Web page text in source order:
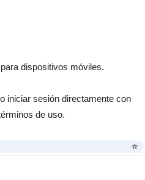
dispositivos móviles.
iniciar sesión directamente con
de uso.